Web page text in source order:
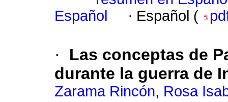
Español
· Español (
·
Las conceptas de
durante la guerra de
Zarama Rincón, Rosa